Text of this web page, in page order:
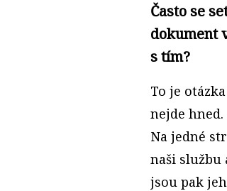
Často se
dokument
s tím?
To je
nejde
Na jedné
naši službu
jsou pak